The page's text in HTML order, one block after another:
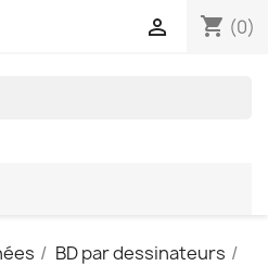
shopping_cart (0)

BD par dessinateurs